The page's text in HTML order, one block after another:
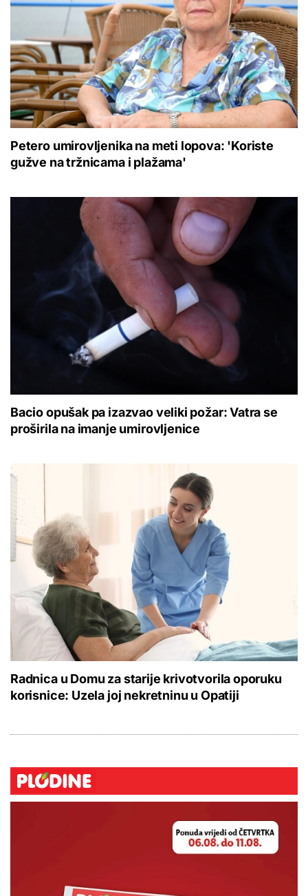
Petero umirovljenika na meti lopova: 'Koriste
gužve na tržnicama i plažama'
Bacio opušak pa izazvao veliki požar: Vatra se
proširila na imanje umirovljenice
Radnica u Domu za starije krivotvorila oporuku
korisnice: Uzela joj nekretninu u Opatiji